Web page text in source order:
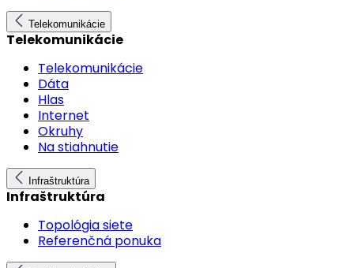
Telekomunikácie
Telekomunikácie
Telekomunikácie
Dáta
Hlas
Internet
Okruhy
Na stiahnutie
Infraštruktúra
Infraštruktúra
Topológia siete
Referenčná ponuka